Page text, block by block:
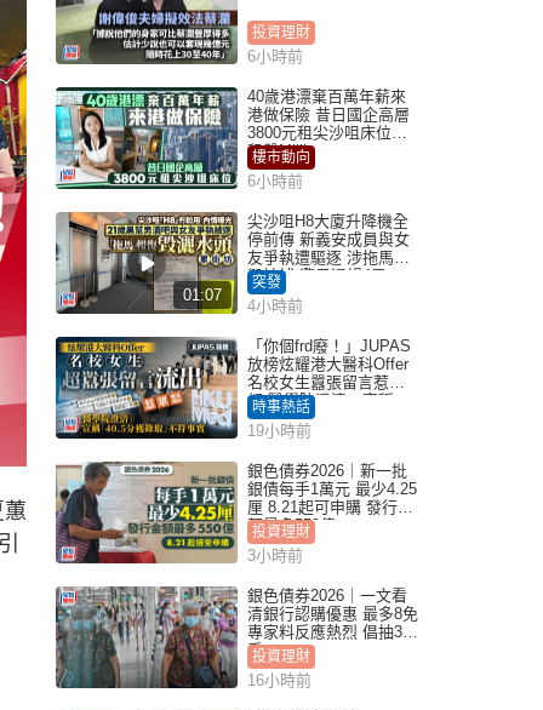
投資理財
6小時前
40歲港漂棄百萬年薪來
港做保險 昔日國企高層
3800元租尖沙咀床位｜
租盤Million
樓市動向
6小時前
01:07
尖沙咀H8大廈升降機全
停前傳 新義安成員與女
友爭執遭驅逐 涉拖馬刑
毀被捕 警另通緝4男
突發
4小時前
「你個frd廢！」JUPAS
放榜炫耀港大醫科Offer
名校女生囂張留言惹眾
怒 醫學院澄清：宣稱
「40.5分獲錄取」不符事
實｜Juicy叮
時事熱話
19小時前
銀色債券2026｜新一批
銀債每手1萬元 最少4.25
厘 8.21起可申購 發行金
額最多550億
投資理財
3小時前
銀色債券2026｜一文看
清銀行認購優惠 最多8免
專家料反應熱烈 倡抽30
手
投資理財
16小時前